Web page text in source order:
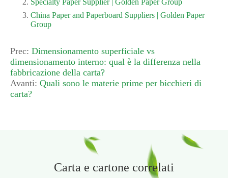
Specialty Paper Supplier | Golden Paper Group
China Paper and Paperboard Suppliers | Golden Paper
Group
Prec: Dimensionamento superficiale vs
dimensionamento interno: qual è la differenza nella
fabbricazione della carta?
Avanti: Quali sono le materie prime per bicchieri di
carta?
Carta e cartone correlati